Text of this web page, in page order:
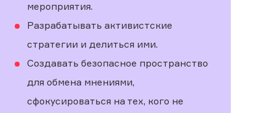
мероприятия.
Разрабатывать активистские
стратегии и делиться ими.
Создавать безопасное пространство
для обмена мнениями,
сфокусироваться на тех, кого не